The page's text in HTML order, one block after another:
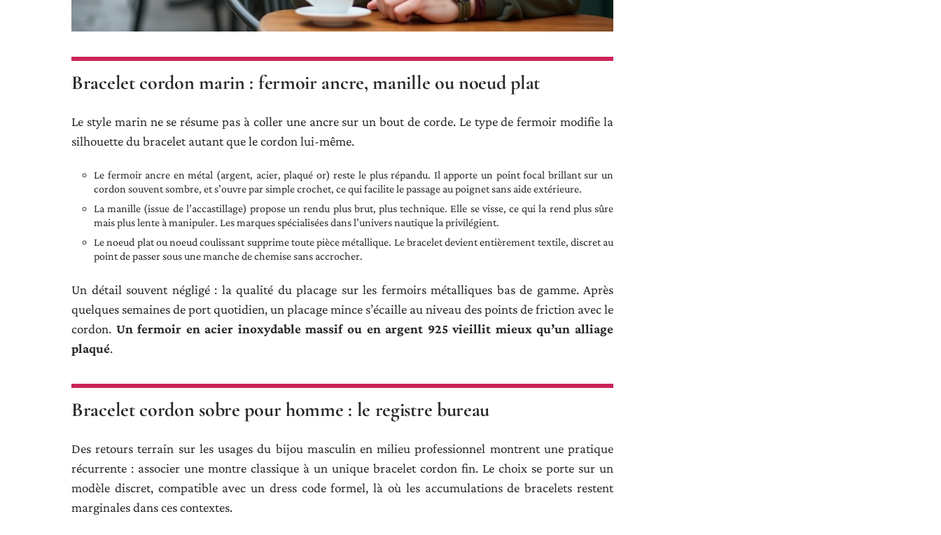
Bracelet cordon marin : fermoir ancre, manille ou noeud plat
Le style marin ne se résume pas à coller une ancre sur un bout de corde. Le type de fermoir modifie la
silhouette du bracelet autant que le cordon lui-même.
Le fermoir ancre en métal (argent, acier, plaqué or) reste le plus répandu. Il apporte un point focal brillant sur un
cordon souvent sombre, et s’ouvre par simple crochet, ce qui facilite le passage au poignet sans aide extérieure.
La manille (issue de l’accastillage) propose un rendu plus brut, plus technique. Elle se visse, ce qui la rend plus sûre
mais plus lente à manipuler. Les marques spécialisées dans l’univers nautique la privilégient.
Le noeud plat ou noeud coulissant supprime toute pièce métallique. Le bracelet devient entièrement textile, discret au
point de passer sous une manche de chemise sans accrocher.
Un détail souvent négligé : la qualité du placage sur les fermoirs métalliques bas de gamme. Après
quelques semaines de port quotidien, un placage mince s’écaille au niveau des points de friction avec le
cordon. Un fermoir en acier inoxydable massif ou en argent 925 vieillit mieux qu’un alliage
plaqué.
Bracelet cordon sobre pour homme : le registre bureau
Des retours terrain sur les usages du bijou masculin en milieu professionnel montrent une pratique
récurrente : associer une montre classique à un unique bracelet cordon fin. Le choix se porte sur un
modèle discret, compatible avec un dress code formel, là où les accumulations de bracelets restent
marginales dans ces contextes.